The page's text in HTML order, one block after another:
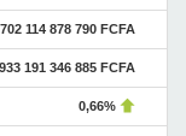
114 878 790 FCFA
191 346 885 FCFA
0,66%